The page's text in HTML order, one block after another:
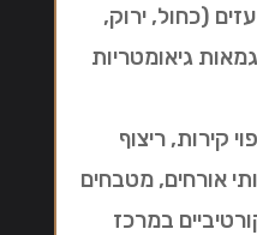
(כחול, ירוק,
גיאומטריות
קירות, ריצוף
אורחים, מטבחים
במרכז